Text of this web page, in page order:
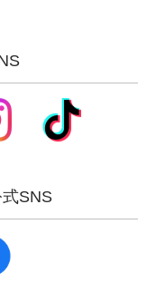
SNS